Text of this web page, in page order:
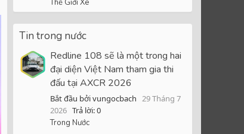
Tin trong nước
Redline 108 sẽ là một trong hai
đại diện Việt Nam tham gia thi
đấu tại AXCR 2026
Bắt đầu bởi vungocbach 29 Tháng 7
2026 Trả lời: 0
Trong Nước